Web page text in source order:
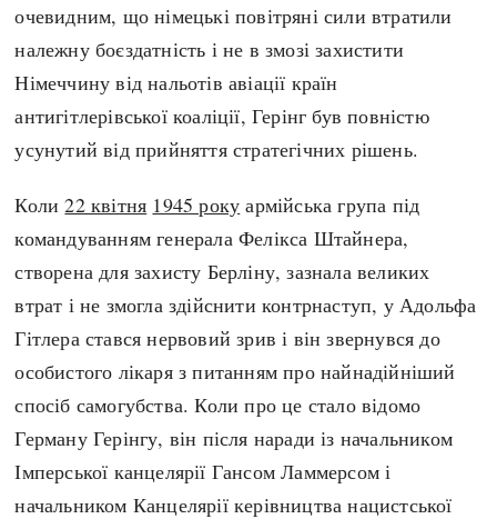
очевидним, що німецькі повітряні сили втратили
належну боєздатність і не в змозі захистити
Німеччину від нальотів авіації країн
антигітлерівської коаліції, Герінг був повністю
усунутий від прийняття стратегічних рішень.
Коли22 квітня 1945 року армійська група під
командуванням генерала Фелікса Штайнера,
створена для захисту Берліну, зазнала великих
втрат і не змогла здійснити контрнаступ, у Адольфа
Гітлера стався нервовий зрив і він звернувся до
особистого лікаря з питанням про найнадійніший
спосіб самогубства. Коли про це стало відомо
Герману Герінгу, він після наради із начальником
Імперської канцелярії Гансом Ламмерсом і
начальником Канцелярії керівництва нацистської